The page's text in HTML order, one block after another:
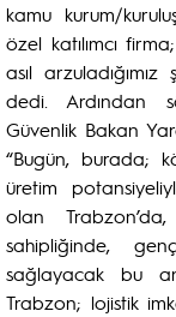
kamu kurum/
özel katılımcı
asıl
dedi. Ardından
Güvenlik Bakan
“Bugün, burada;
üretim
olan
sahipliğinde,
sağlayacak bu
Trabzon; lojistik